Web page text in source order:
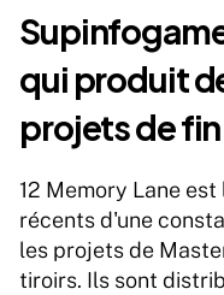
qui produit
projets de
12 Memory Lane
récents d'une
les projets de
tiroirs. Ils sont